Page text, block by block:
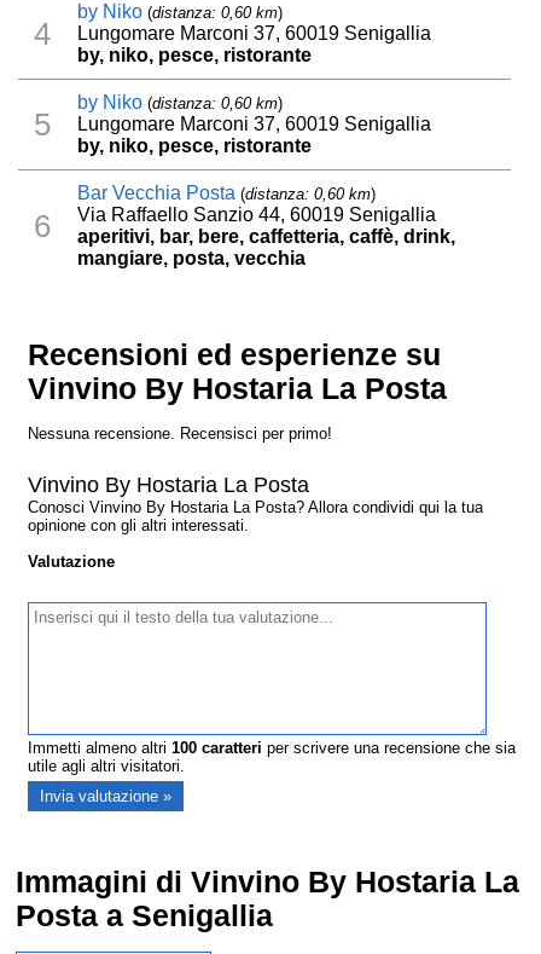
4
by Niko (distanza: 0,60 km)
Lungomare Marconi 37, 60019 Senigallia
by, niko, pesce, ristorante
5
by Niko (distanza: 0,60 km)
Lungomare Marconi 37, 60019 Senigallia
by, niko, pesce, ristorante
6
Bar Vecchia Posta (distanza: 0,60 km)
Via Raffaello Sanzio 44, 60019 Senigallia
aperitivi, bar, bere, caffetteria, caffè, drink,
mangiare, posta, vecchia
Recensioni ed esperienze su
Vinvino By Hostaria La Posta
Nessuna recensione. Recensisci per primo!
Vinvino By Hostaria La Posta
Conosci Vinvino By Hostaria La Posta? Allora condividi qui la tua
opinione con gli altri interessati.
Valutazione
Immetti almeno altri100 caratteri per scrivere una recensione che sia
utile agli altri visitatori.
Immagini di Vinvino By Hostaria La
Posta a Senigallia